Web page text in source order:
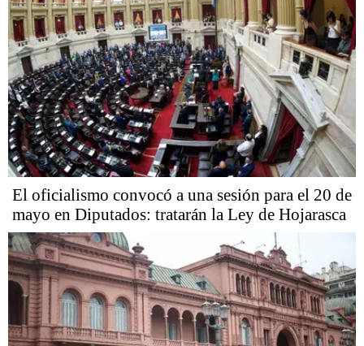
El oficialismo convocó a una sesión para el 20 de
mayo en Diputados: tratarán la Ley de Hojarasca